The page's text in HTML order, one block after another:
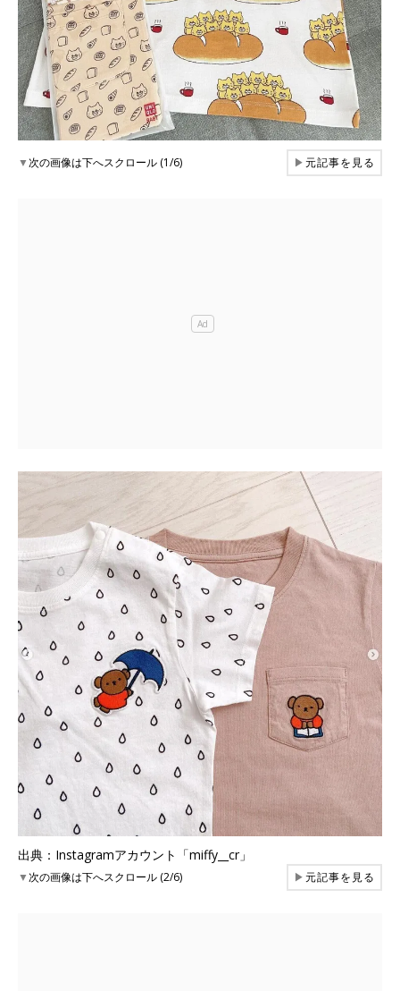
▼次の画像は下へスクロール (1/6) ▶元記事を見る
出典：Instagramアカウント「miffy__cr」
▼次の画像は下へスクロール (2/6) ▶元記事を見る